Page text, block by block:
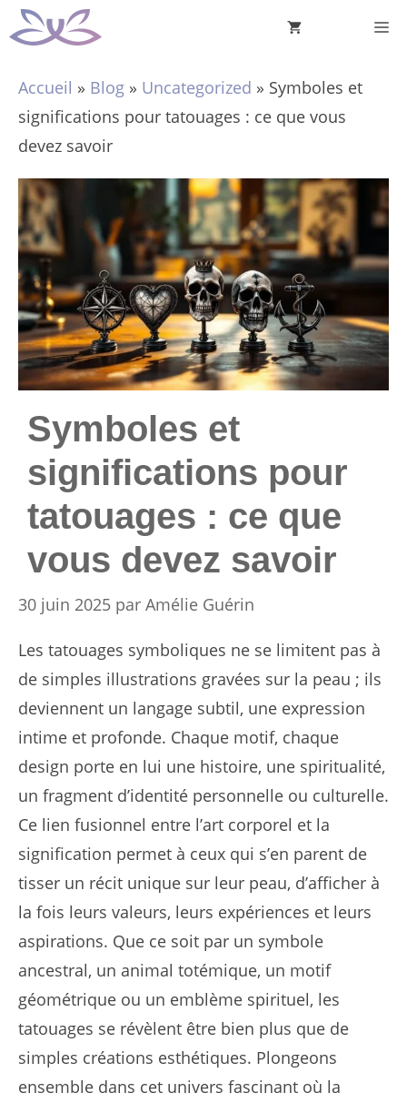
Aller
au
Accueil » Blog » Uncategorized » Symboles et
significations pour tatouages : ce que vous
devez savoir
Symboles et
significations pour
tatouages : ce que
vous devez savoir
30 juin 2025 par Amélie Guérin
Les tatouages symboliques ne se limitent pas à
de simples illustrations gravées sur la peau ; ils
deviennent un langage subtil, une expression
intime et profonde. Chaque motif, chaque
design porte en lui une histoire, une spiritualité,
un fragment d’identité personnelle ou culturelle.
Ce lien fusionnel entre l’art corporel et la
signification permet à ceux qui s’en parent de
tisser un récit unique sur leur peau, d’afficher à
la fois leurs valeurs, leurs expériences et leurs
aspirations. Que ce soit par un symbole
ancestral, un animal totémique, un motif
géométrique ou un emblème spirituel, les
tatouages se révèlent être bien plus que de
simples créations esthétiques. Plongeons
ensemble dans cet univers fascinant où la